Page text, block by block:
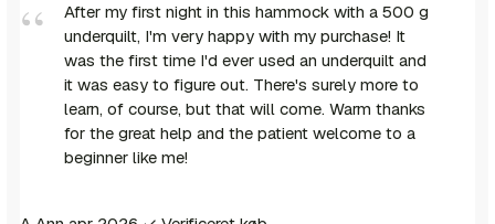
After my first night in this hammock with a 500 g
underquilt, I'm very happy with my purchase! It
was the first time I'd ever used an underquilt and
it was easy to figure out. There's surely more to
learn, of course, but that will come. Warm thanks
for the great help and the patient welcome to a
beginner like me!